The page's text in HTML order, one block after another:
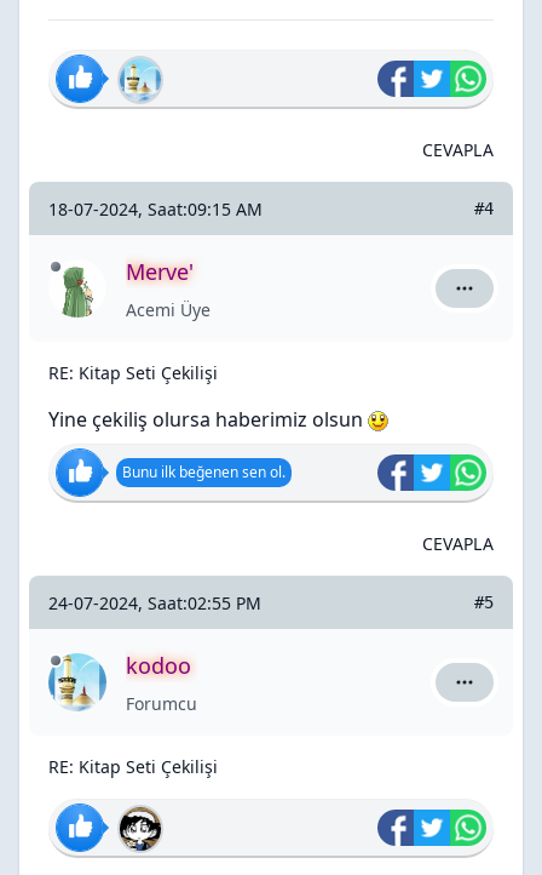
CEVAPLA
18-07-2024, Saat:09:15 AM #4
Merve'
Acemi Üye Merve'
RE: Kitap Seti Çekilişi
Yine çekiliş olursa haberimiz olsun
Bunu ilk beğenen sen ol.
CEVAPLA
24-07-2024, Saat:02:55 PM #5
kodoo
Forumcu kodoo
RE: Kitap Seti Çekilişi